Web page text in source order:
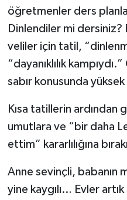
öğretmenler ders
Dinlendiler mi
veliler için tatil,
“dayanıklılık
sabır konusunda yüksek
Kısa tatillerin ardından
umutlara ve “bir daha
ettim” kararlılığına
Anne sevinçli, babanın
yine kaygılı… Evler